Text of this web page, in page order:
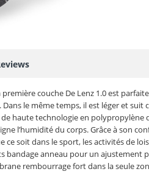
première couche De Lenz 1.0 est
le même temps, il est léger et
haute technologie en
l’humidité du corps. Grâce à son
ce soit dans le sport, les activités de
bandage anneau pour un
rembourrage fort dans la seule